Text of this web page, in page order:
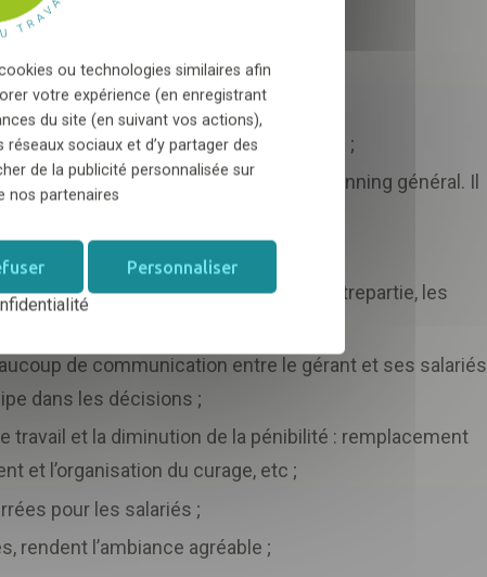
éviter celui-ci dans une structure ;
salarié, il n’y ait pas d’impact sur le planning général. Il
selon les cours/ niveaux ;
;
la structure. Donnant donnant, en contrepartie, les
cas de besoin ;
de communication entre le gérant et ses salariés
dans les décisions ;
travail et la diminution de la pénibilité : remplacement
et l’organisation du curage, etc ;
pour les salariés ;
rendent l’ambiance agréable ;
ou technologies similaires afin
votre expérience (en enregistrant
du site (en suivant vos actions),
sociaux et d’y partager des
de la publicité personnalisée sur
nos partenaires
Personnaliser